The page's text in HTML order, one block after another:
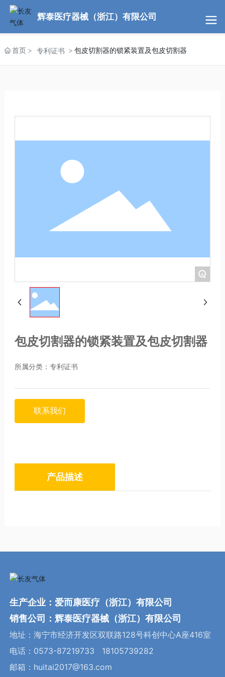
辉泰医疗器械（浙江）有限公司
首页 专利证书 包皮切割器的锁紧装置及包皮切割器
+
包皮切割器的锁紧装置及包皮切割器
所属分类： 专利证书
联系我们
产品描述
生产企业：爱而康医疗（浙江）有限公司
销售公司：辉泰医疗器械（浙江）有限公司
地址：海宁市经济开发区双联路128号科创中心A座416室
电话： 0573-87219733
18105739282
邮箱： huitai2017@163.com